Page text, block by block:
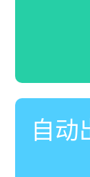
自动